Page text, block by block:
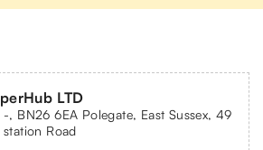
LTD
-, BN26 6EA Polegate, East Sussex, 49
station Road